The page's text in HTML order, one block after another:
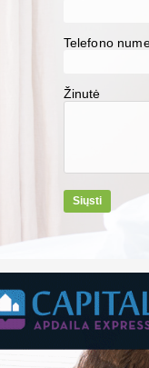
Telefono
Žinutė
Siųsti